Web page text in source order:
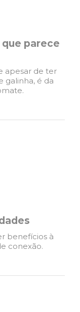
parece
apesar de ter
galinha, é da
benefícios à
conexão.